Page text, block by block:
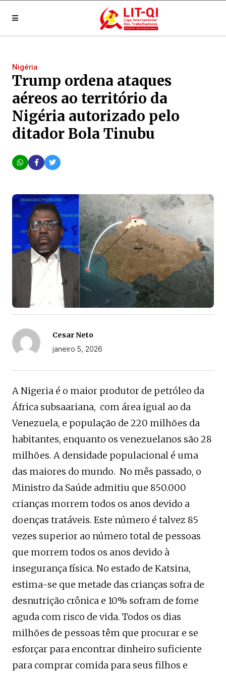
Nigéria
Trump ordena ataques
aéreos ao território da
Nigéria autorizado pelo
ditador Bola Tinubu
Cesar Neto
janeiro 5, 2026
A Nigeria é o maior produtor de petróleo da
África subsaariana, com área igual ao da
Venezuela, e população de 220 milhões da
habitantes, enquanto os venezuelanos são 28
milhões. A densidade populacional é uma
das maiores do mundo. No mês passado, o
Ministro da Saúde admitiu que 850.000
crianças morrem todos os anos devido a
doenças tratáveis. Este número é talvez 85
vezes superior ao número total de pessoas
que morrem todos os anos devido à
insegurança física. No estado de Katsina,
estima-se que metade das crianças sofra de
desnutrição crônica e 10% sofram de fome
aguda com risco de vida. Todos os dias
milhões de pessoas têm que procurar e se
esforçar para encontrar dinheiro suficiente
para comprar comida para seus filhos e